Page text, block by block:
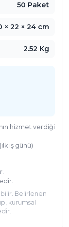
nişan
üründen
doğum
ve
yılı aşkın
50 Paket
× 22 × 24 cm
2.52 Kg
hizmet verdiği
iş günü)
Belirlenen
kurumsal